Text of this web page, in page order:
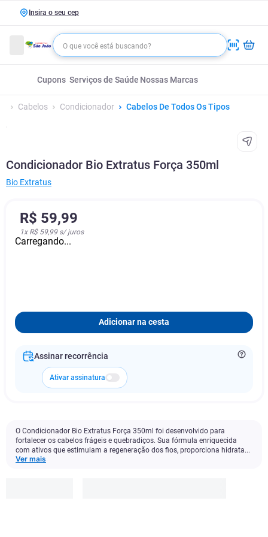
Insira o seu cep
Cupons Serviços de Saúde Nossas Marcas
Cabelos Condicionador Cabelos De Todos Os Tipos
Condicionador Bio Extratus Força 350ml
Bio Extratus
R$ 59,99
1x R$ 59,99s/ juros
Carregando...
Adicionar na cesta
Assinar recorrência
Ativar assinatura
O Condicionador Bio Extratus Força 350ml foi desenvolvido para
fortalecer os cabelos frágeis e quebradiços. Sua fórmula enriquecida
com ativos que estimulam a regeneração dos fios, proporciona hidrata...
Ver mais